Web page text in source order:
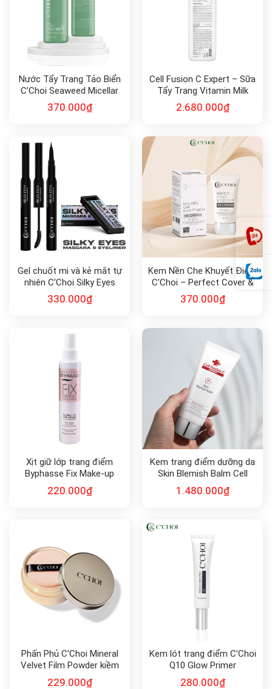
Nước Tẩy Trang Tảo Biển
C’Choi Seaweed Micellar
Water
370.000₫
Cell Fusion C Expert – Sữa
Tẩy Trang Vitamin Milk
Cleanser 1000ml
2.680.000₫
Gel chuốt mi và kẻ mắt tự
nhiên C’Choi Silky Eyes
Mascara & Eyeliner
330.000₫
Kem Nền Che Khuyết Điểm
C’Choi – Perfect Cover &
Flex Skin BB Cream
370.000₫
Xịt giữ lớp trang điểm
Byphasse Fix Make-up
Long-lasting 150ml
220.000₫
Kem trang điểm dưỡng da
Skin Blemish Balm Cell
Fusion C
1.480.000₫
Phấn Phủ C’Choi Mineral
Velvet Film Powder kiềm
dầu
229.000₫
Kem lót trang điểm C’Choi
Q10 Glow Primer
280.000₫